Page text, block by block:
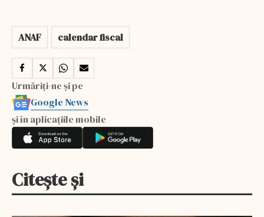
ANAF calendar fiscal
Urmăriți-ne și pe
Google News
și în aplicațiile mobile
Citește și